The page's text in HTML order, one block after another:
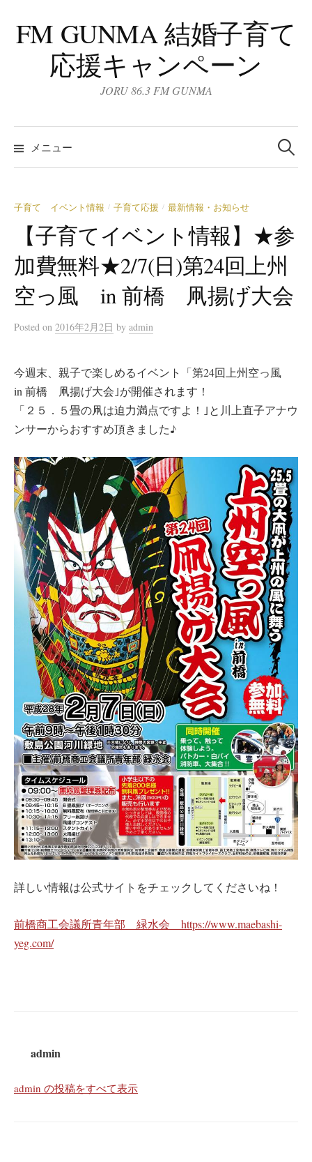
ン
テ
FM GUNMA 結婚子育て
応援キャンペーン
JORU 86.3 FM GUNMA
メニュー
検
索:
子育て イベント情報 / 子育て応援 / 最新情報・お知らせ
【子育てイベント情報】★参
加費無料★2/7(日)第24回上州
空っ風 in 前橋 凧揚げ大会
Posted on 2016年2月2日 by admin
今週末、親子で楽しめるイベント「第24回上州空っ風
in 前橋 凧揚げ大会｣が開催されます！
「２５．５畳の凧は迫力満点ですよ！｣と川上直子アナウ
ンサーからおすすめ頂きました♪
詳しい情報は公式サイトをチェックしてくださいね！
前橋商工会議所青年部 緑水会 https://www.maebashi-
yeg.com/
admin
admin の投稿をすべて表示